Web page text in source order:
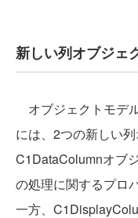
新しい列オブジェ
オブジェクトモデ
には、2つの新しい
C1DataColumnオブ
の処理に関するプロ
一方、